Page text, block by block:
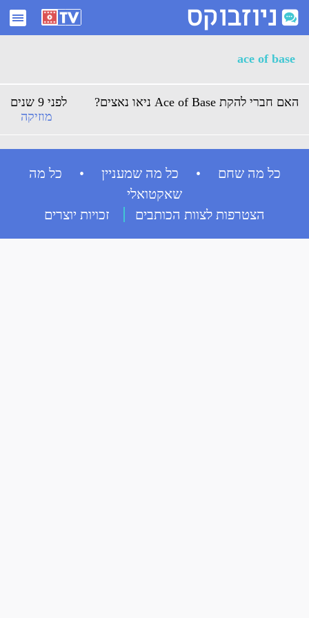
ארכיון ace of base - ניוזבוקס
ace of base
האם חברי להקת Ace of Base ניאו נאצים?
לפני 9 שנים
מוזיקה
כל מה שחם • כל מה שמעניין • כל מה
שאקטואלי
הצטרפות לצוות הכותבים
זכויות יוצרים